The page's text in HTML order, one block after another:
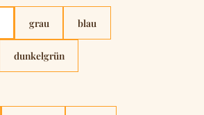
grau blau
dunkelgrün